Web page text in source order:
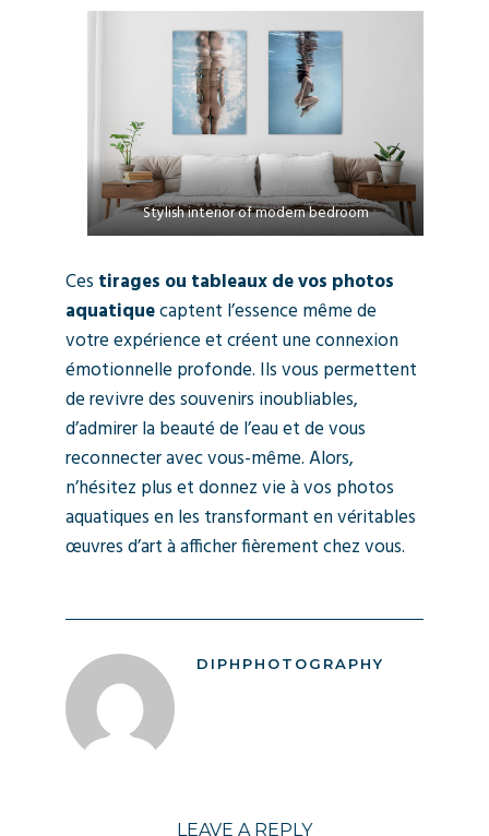
Stylish interior of modern bedroom
Ces tirages ou tableaux de vos photos
aquatiquecaptent l’essence même de
votre expérience et créent une connexion
émotionnelle profonde. Ils vous permettent
de revivre des souvenirs inoubliables,
d’admirer la beauté de l’eau et de vous
reconnecter avec vous-même. Alors,
n’hésitez plus et donnez vie à vos photos
aquatiques en les transformant en véritables
œuvres d’art à afficher fièrement chez vous.
DIPHPHOTOGRAPHY
LEAVE A REPLY